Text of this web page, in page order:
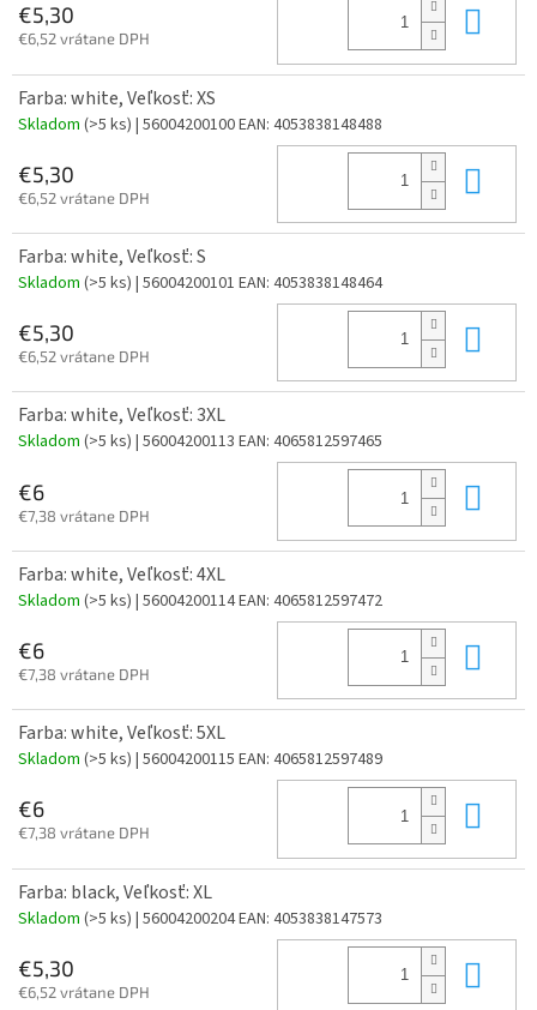
€5,30
€6,52 vrátane DPH
Farba: white, Veľkosť: XS
Skladom (>5 ks) | 56004200100EAN: 4053838148488
€5,30
€6,52 vrátane DPH
Farba: white, Veľkosť: S
Skladom (>5 ks) | 56004200101 EAN: 4053838148464
€5,30
€6,52 vrátane DPH
Farba: white, Veľkosť: 3XL
Skladom (>5 ks) | 56004200113 EAN: 4065812597465
€6
€7,38 vrátane DPH
Farba: white, Veľkosť: 4XL
Skladom (>5 ks) | 56004200114EAN: 4065812597472
€6
€7,38 vrátane DPH
Farba: white, Veľkosť: 5XL
Skladom (>5 ks) | 56004200115 EAN: 4065812597489
€6
€7,38 vrátane DPH
Farba: black, Veľkosť: XL
Skladom (>5 ks) | 56004200204EAN: 4053838147573
€5,30
€6,52 vrátane DPH